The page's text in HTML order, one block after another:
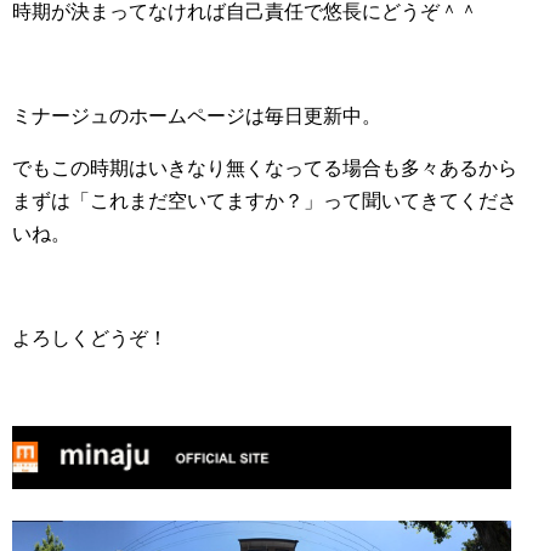
時期が決まってなければ自己責任で悠長にどうぞ＾＾
ミナージュのホームページは毎日更新中。
でもこの時期はいきなり無くなってる場合も多々あるから
まずは「これまだ空いてますか？」って聞いてきてくださ
いね。
よろしくどうぞ！